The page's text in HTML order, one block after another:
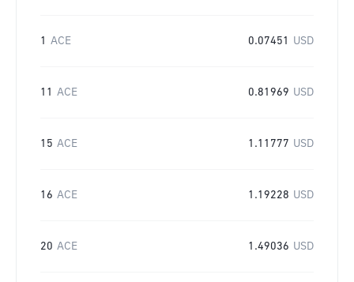
1 ACE 0.07451 USD
11 ACE 0.81969 USD
15 ACE 1.11777 USD
16 ACE 1.19228 USD
20 ACE 1.49036 USD